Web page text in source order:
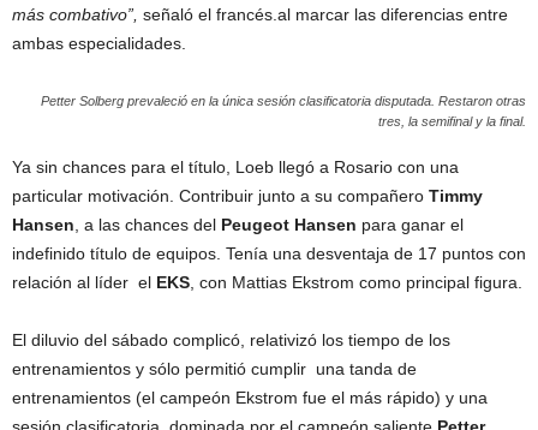
más combativo”, señaló el francés.al marcar las diferencias entre
ambas especialidades.
Petter Solberg prevaleció en la única sesión clasificatoria disputada. Restaron otras
tres, la semifinal y la final.
Ya sin chances para el título, Loeb llegó a Rosario con una
particular motivación. Contribuir junto a su compañero Timmy
Hansen , a las chances del Peugeot Hansen para ganar el
indefinido título de equipos. Tenía una desventaja de 17 puntos con
relación al líder el EKS , con Mattias Ekstrom como principal figura.
El diluvio del sábado complicó, relativizó los tiempo de los
entrenamientos y sólo permitió cumplir una tanda de
entrenamientos (el campeón Ekstrom fue el más rápido) y una